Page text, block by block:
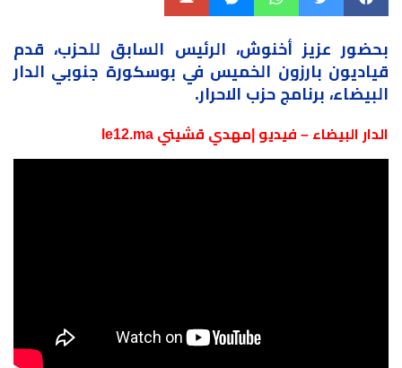
بحضور عزيز أخنوش، الرئيس السابق للحزب، قدم
قياديون بارزون الخميس في بوسكورة جنوبي الدار
البيضاء، برنامج حزب الاحرار.
الدار البيضاء – فيديو | مهدي قشيني le12.ma